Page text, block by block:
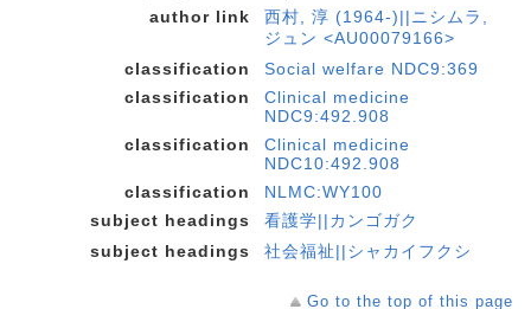
author link
西村, 淳 (1964-)||ニシムラ,
ジュン <AU00079166>
classification
Social welfare NDC9:369
classification
Clinical medicine
NDC9:492.908
classification
Clinical medicine
NDC10:492.908
classification
NLMC:WY100
subject headings
看護学||カンゴガク
subject headings
社会福祉||シャカイフクシ
Go to the top of this page